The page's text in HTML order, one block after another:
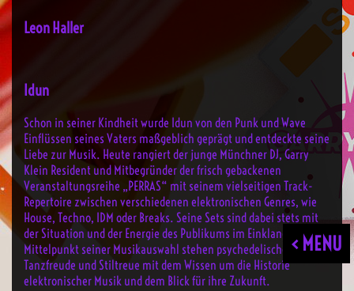
< MENU
Leon Haller
Idun
Schon in seiner Kindheit wurde Idun von den Punk und Wave
Einflüssen seines Vaters maßgeblich geprägt und entdeckte seine
Liebe zur Musik. Heute rangiert der junge Münchner DJ, Garry
Klein Resident und Mitbegründer der frisch gebackenen
Veranstaltungsreihe „PERRAS“ mit seinem vielseitigen Track-
Repertoire zwischen verschiedenen elektronischen Genres, wie
House, Techno, IDM oder Breaks. Seine Sets sind dabei stets mit
der Situation und der Energie des Publikums im Einklang – im
Mittelpunkt seiner Musikauswahl stehen psychedelische
Tanzfreude und Stiltreue mit dem Wissen um die Historie
elektronischer Musik und dem Blick für ihre Zukunft.